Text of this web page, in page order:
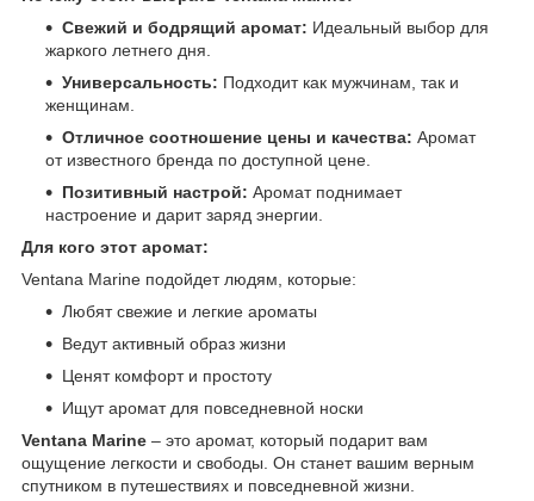
Свежий и бодрящий аромат: Идеальный выбор для
жаркого летнего дня.
Универсальность: Подходит как мужчинам, так и
женщинам.
Отличное соотношение цены и качества: Аромат
от известного бренда по доступной цене.
Позитивный настрой: Аромат поднимает
настроение и дарит заряд энергии.
Для кого этот аромат:
Ventana Marine подойдет людям, которые:
Любят свежие и легкие ароматы
Ведут активный образ жизни
Ценят комфорт и простоту
Ищут аромат для повседневной носки
Ventana Marine – это аромат, который подарит вам
ощущение легкости и свободы. Он станет вашим верным
спутником в путешествиях и повседневной жизни.